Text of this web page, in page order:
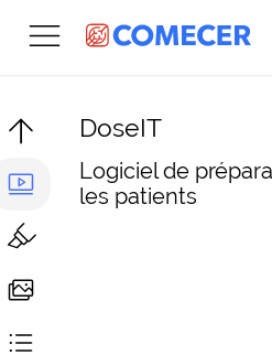
DoseIT
Logiciel de
les patients